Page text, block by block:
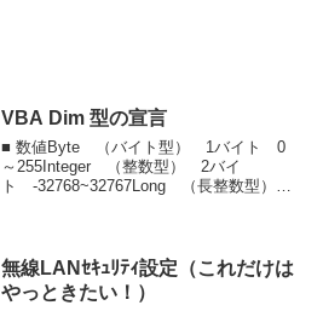
VBA Dim 型の宣言
■ 数値Byte （バイト型） 1バイト 0
～255Integer （整数型） 2バイ
ト -32768~32767Long （長整数型）
無線LANｾｷｭﾘﾃｨ設定（これだけは
やっときたい！）